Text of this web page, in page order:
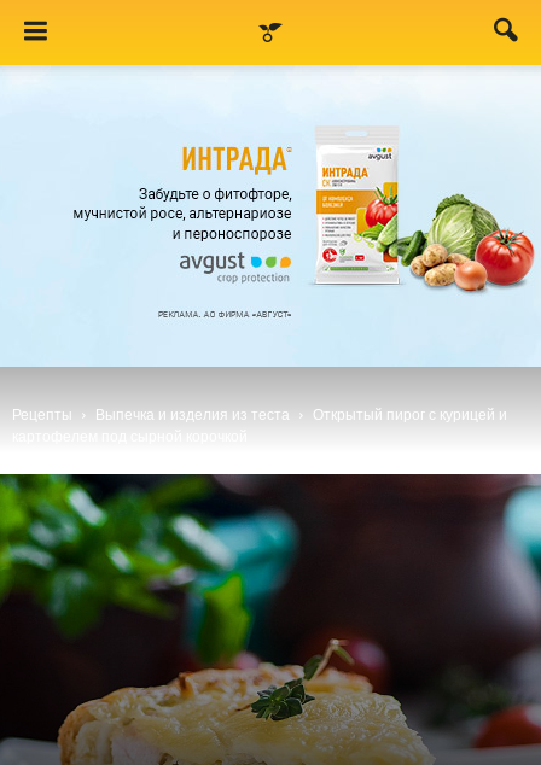
Рецепты Выпечка и изделия из теста
Открытый пирог с курицей и